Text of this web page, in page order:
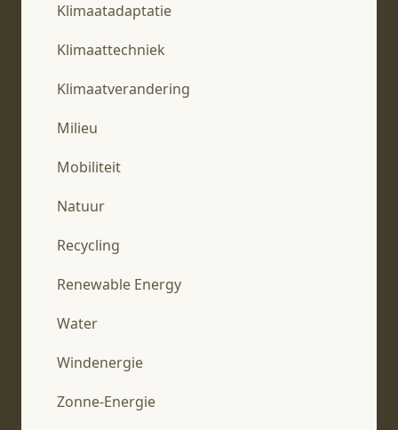
Klimaatadaptatie
Klimaattechniek
Klimaatverandering
Milieu
Mobiliteit
Natuur
Recycling
Renewable Energy
Water
Windenergie
Zonne-Energie